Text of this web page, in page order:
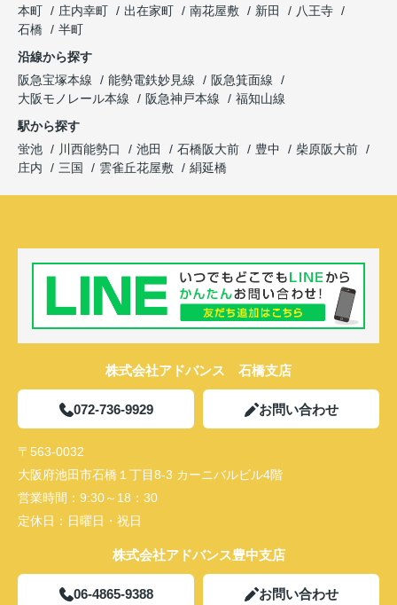
本町
庄内幸町 出在家町 南花屋敷 新田
八王寺
石橋
半町
沿線から探す
阪急宝塚本線
能勢電鉄妙見線
阪急箕面線
大阪モノレール本線
阪急神戸本線
福知山線
駅から探す
蛍池
川西能勢口 池田 石橋阪大前 豊中
柴原阪大前
庄内
三国 雲雀丘花屋敷 絹延橋
株式会社アドバンス 石橋支店
072-736-9929 お問い合わせ
〒563-0032
大阪府池田市石橋１丁目8-3 カーニバルビル4階
営業時間： 9:30～18：30
定休日： 日曜日・祝日
株式会社アドバンス豊中支店
06-4865-9388 お問い合わせ